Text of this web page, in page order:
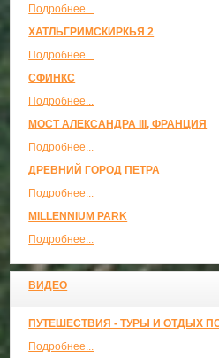
Подробнее...
ХАТЛЬГРИМСКИРКЬЯ 2
Подробнее...
СФИНКС
Подробнее...
МОСТ АЛЕКСАНДРА III, ФРАНЦИЯ
Подробнее...
ДРЕВНИЙ ГОРОД ПЕТРА
Подробнее...
MILLENNIUM PARK
Подробнее...
ВИДЕО
ПУТЕШЕСТВИЯ - ТУРЫ И ОТДЫХ
Подробнее...